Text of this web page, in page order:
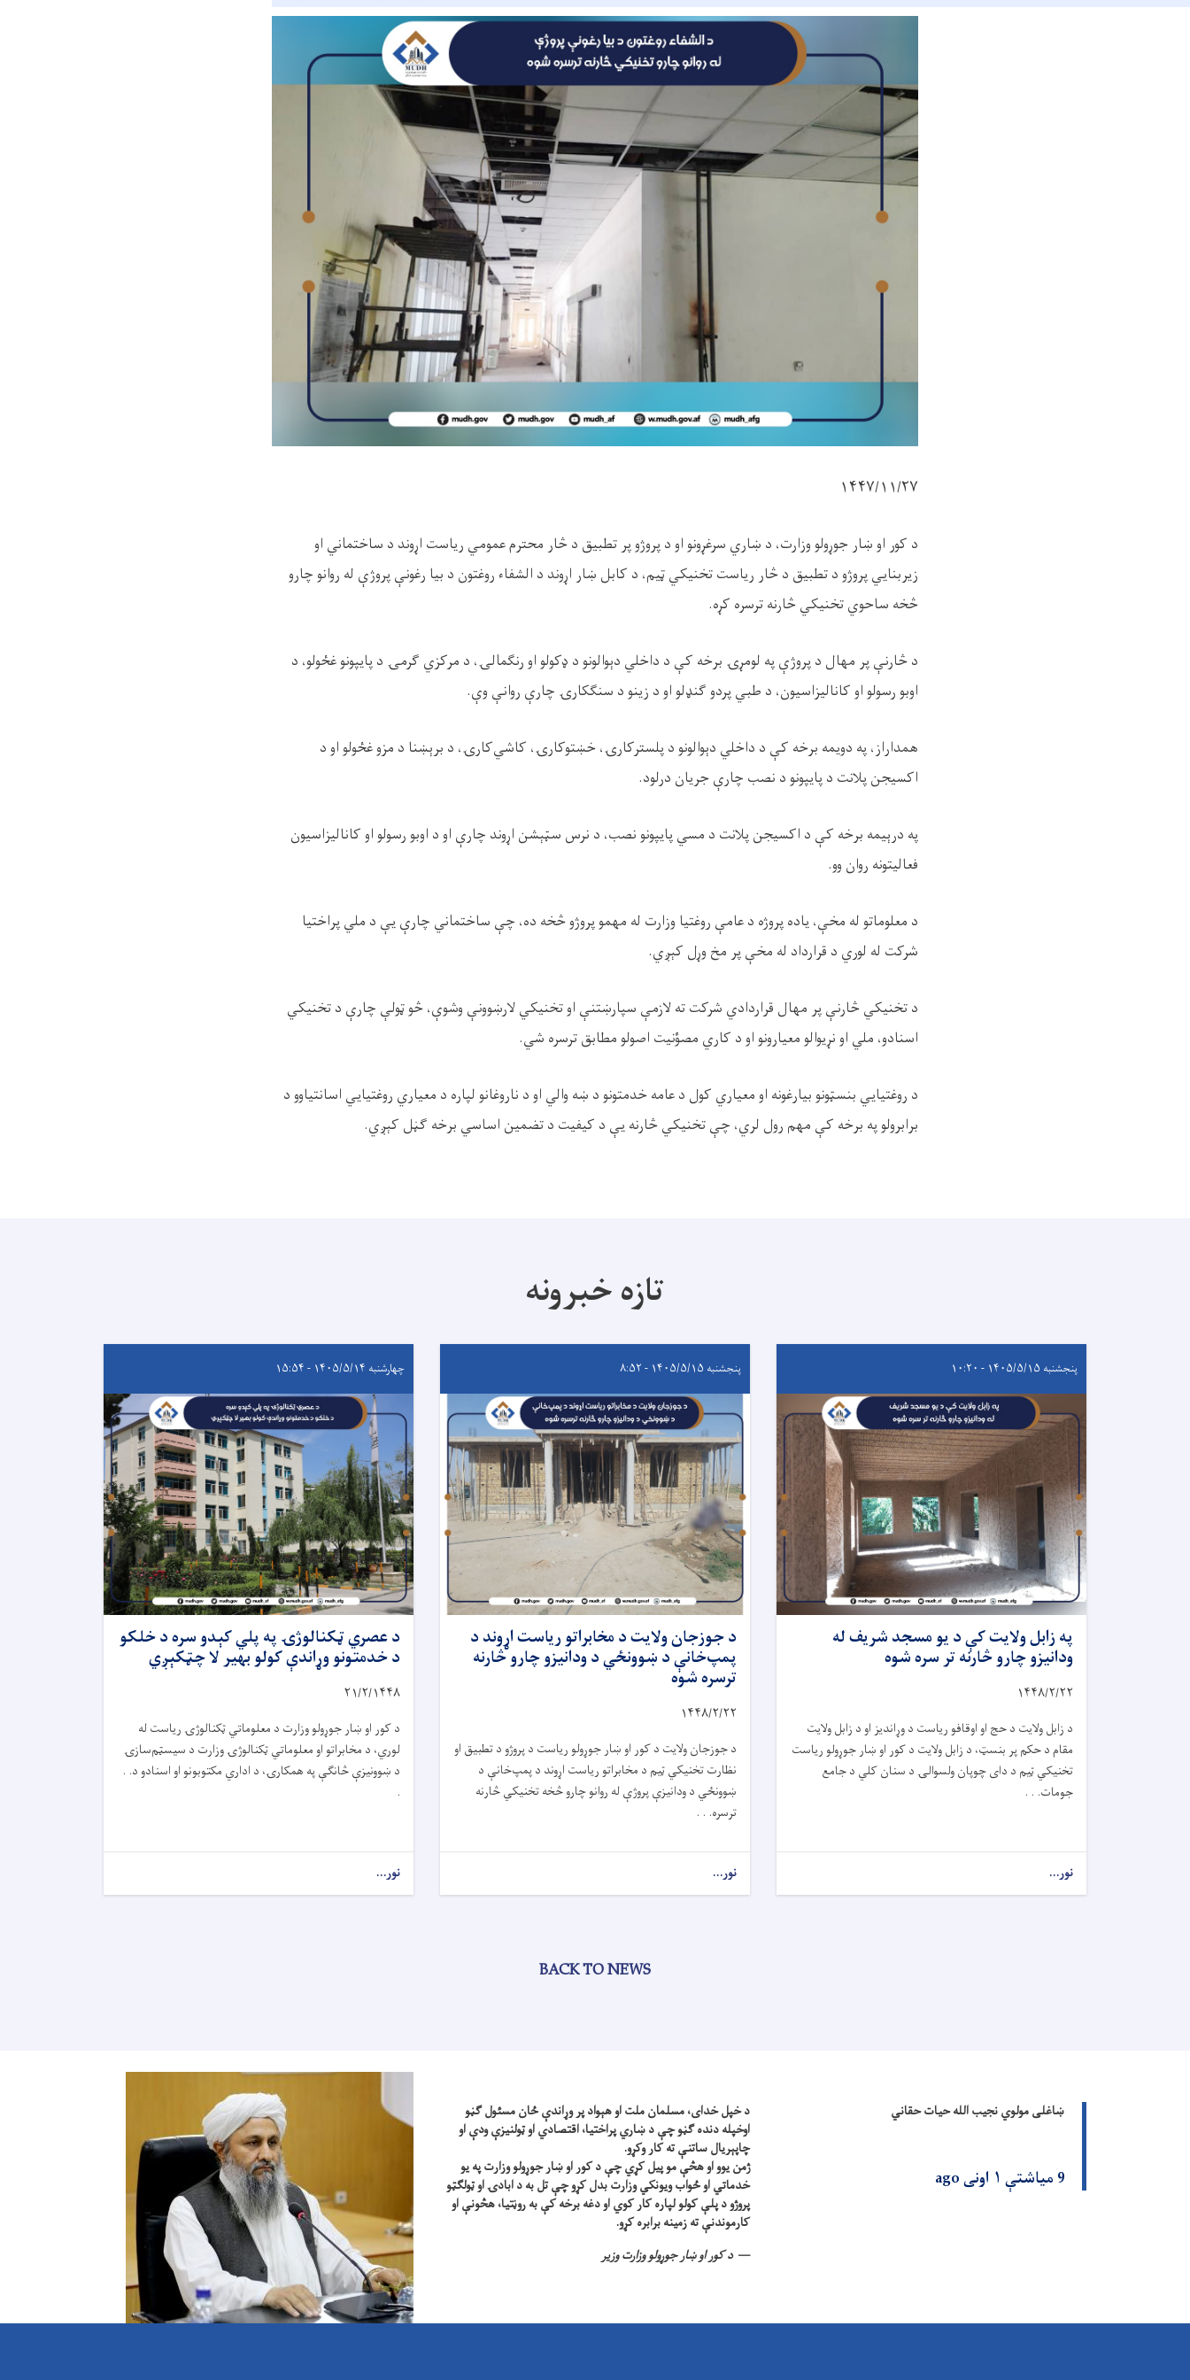
۱۴۴۷/۱۱/۲۷
د کور او ښار جوړولو وزارت، د ښاري سرغړونو او د پروژو پر تطبیق د څار محترم عمومي ریاست اړوند د ساختماني او
زیربنایي پروژو د تطبیق د څار ریاست تخنیکي ټیم، د کابل ښار اړوند د الشفاء روغتون د بیا رغونې پروژې له روانو چارو
څخه ساحوي تخنیکي څارنه ترسره کړه.
د څارنې پر مهال د پروژې په لومړۍ برخه کې د داخلي دېوالونو د ډکولو او رنګمالۍ، د مرکزي ګرمۍ د پایپونو غځولو، د
اوبو رسولو او کانالیزاسیون، د طبي پردو ګنډلو او د زینو د سنګکارۍ چارې روانې وې.
همداراز، په دویمه برخه کې د داخلي دېوالونو د پلسترکارۍ، خښتوکارۍ، کاشي‌کارۍ، د برېښنا د مزو غځولو او د
اکسیجن پلانت د پایپونو د نصب چارې جریان درلود.
په درېیمه برخه کې د اکسیجن پلانت د مسي پایپونو نصب، د نرس سټېشن اړوند چارې او د اوبو رسولو او کانالیزاسیون
فعالیتونه روان وو.
د معلوماتو له مخې، یاده پروژه د عامې روغتیا وزارت له مهمو پروژو څخه ده، چې ساختماني چارې یې د ملي پراختیا
شرکت له لوري د قرارداد له مخې پر مخ وړل کېږي.
د تخنیکي څارنې پر مهال قراردادي شرکت ته لازمې سپارښتنې او تخنیکي لارښوونې وشوې، څو ټولې چارې د تخنیکي
اسنادو، ملي او نړیوالو معیارونو او د کاري مصؤنیت اصولو مطابق ترسره شي.
د روغتیايي بنسټونو بیارغونه او معیاري کول د عامه خدمتونو د ښه والي او د ناروغانو لپاره د معیاري روغتیايي اسانتیاوو د
برابرولو په برخه کې مهم رول لري، چې تخنیکي څارنه یې د کیفیت د تضمین اساسي برخه ګڼل کېږي.
تازه خبرونه
پنجشنبه ۱۴۰۵/۵/۱۵ - ۱۰:۲۰
په زابل ولایت کې د یو مسجد شریف له
ودانیزو چارو څارنه تر سره شوه
۱۴۴۸/۲/۲۲
د زابل ولایت د حج او اوقافو ریاست د وړاندیز او د زابل ولایت
مقام د حکم پر بنسټ، د زابل ولایت د کور او ښار جوړولو ریاست
تخنیکي ټیم د دای چوپان ولسوالۍ د سنان کلي د جامع
جومات. . .
نور...
پنجشنبه ۱۴۰۵/۵/۱۵ - ۸:۵۲
د جوزجان ولایت د مخابراتو ریاست اړوند د
پمپ‌خانې د ښوونځي د ودانیزو چارو څارنه
ترسره شوه
۱۴۴۸/۲/۲۲
د جوزجان ولایت د کور او ښار جوړولو ریاست د پروژو د تطبیق او
نظارت تخنیکي ټیم د مخابراتو ریاست اړوند د پمپ‌خانې د
ښوونځي د ودانیزې پروژې له روانو چارو څخه تخنیکي څارنه
ترسره. . .
نور...
چهارشنبه ۱۴۰۵/۵/۱۴ - ۱۵:۵۴
د عصري ټکنالوژۍ په پلي کېدو سره د خلکو
د خدمتونو وړاندې کولو بهیر لا چټکېږي
۲۱/۲/۱۴۴۸
د کور او ښار جوړولو وزارت د معلوماتي ټکنالوژۍ ریاست له
لوري، د مخابراتو او معلوماتي ټکنالوژۍ وزارت د سیسټم‌سازۍ
د ښوونیزې څانګې په همکارۍ، د اداري مکتوبونو او اسنادو د. .
.
نور...
BACK TO NEWS
ښاغلی مولوي نجیب الله حیات حقاني
9 میاشتې ۱ اونی ago
د خپل خدای، مسلمان ملت او هېواد پر وړاندې ځان مسئول ګڼو
اوخپله دنده ګڼو چې د ښاري پراختیا، اقتصادي او ټولنیزې ودې او
چاپېریال ساتنې ته کار وکړو.
ژمن یوو او هڅې مو پیل کړي چې د کور او ښار جوړولو وزارت په یو
خدماتي او ځواب ویونکي وزارت بدل کړو چې تل به د ابادۍ او ټولګټو
پروژو د پلې کولو لپاره کار کوي او دغه برخه کې به روڼتیا، هڅونې او
کارموندنې ته زمینه برابره کړو.
د کور او ښار جوړولو وزارت وزیر